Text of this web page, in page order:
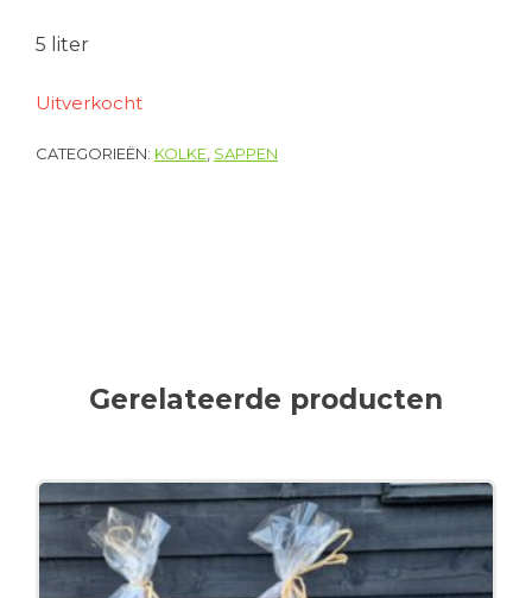
5 liter
Uitverkocht
CATEGORIEËN: KOLKE, SAPPEN
Gerelateerde producten